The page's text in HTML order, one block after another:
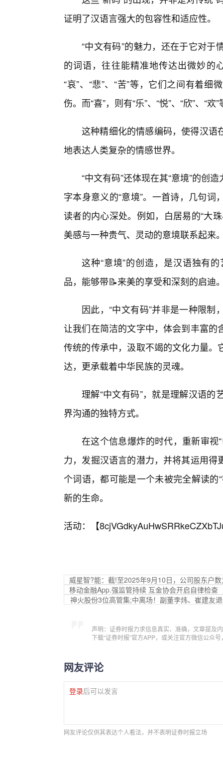
证明了汉语言强大的包容性和适应性。
“中文有码”的魅力，还在于它对
的词语，往往能精准地传达出微妙的
“哀”、“悲”、“苦”等，它们之间有着
伤。而“喜”，则有“乐”、“悦”、“欣”、“
这种精细化的情感编码，使得汉语
地表达人类复杂的情感世界。
“中文有码”还体现在其“意境”的创
字本身意义的“意境”。一首诗，几句
读者的内心深处。例如，白居易的“大
美感与一种贵气、灵动的意境联系起来
这种“意境”的创造，是汉语独有
品，能够带📝来美的享受和深刻的启迪
因此，“中文有码”并非是一种限
让我们在简洁的文字中，体会到丰富
传统的传承中，汲取不竭的文化力量
达，更承载着中华民族的灵魂。
理解“中文有码”，就是理解汉语
界沟通的独特方式。
在这个信息爆炸的时代，重新审视
力，发掘汉语言的潜力，并将其运用
个词语，都可能是一个未被完全解读
新的生命。
活动：【
威星智?能：截!至2025年9月10日，公司股东户
移动金融App.强监管持续 互金协会开启自律检查
神火股份3位高管集;中离场！副董李炜、崔建友
声明：证券时报力求信息真实、准确，文章提及
下载“证券时报”官方APP，或关注官方微信公众
网友评论
登录后可以发言
网友评论仅供其表达个人看法，并不表明证券时报立场